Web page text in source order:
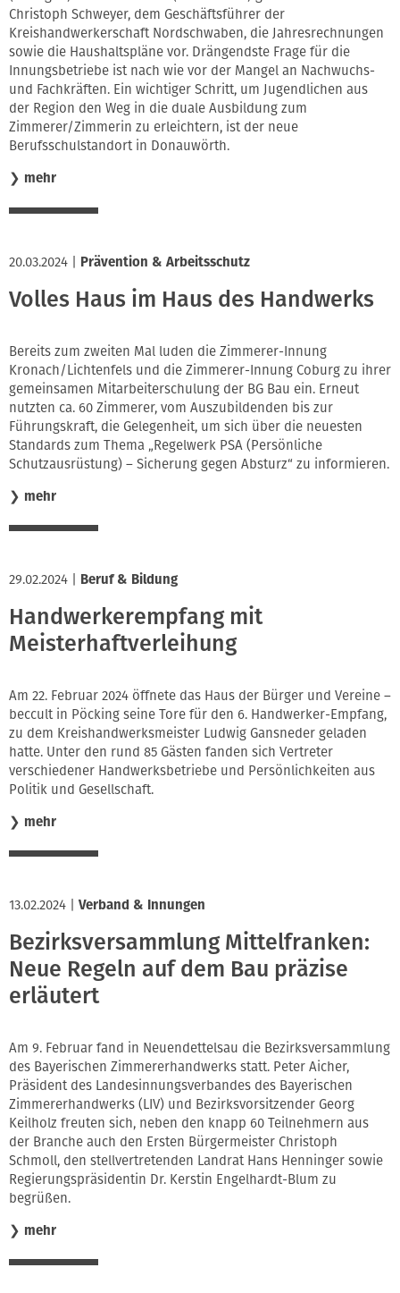
Christoph Schweyer, dem Geschäftsführer der
Kreishandwerkerschaft Nordschwaben, die Jahresrechnungen
sowie die Haushaltspläne vor. Drängendste Frage für die
Innungsbetriebe ist nach wie vor der Mangel an Nachwuchs-
und Fachkräften. Ein wichtiger Schritt, um Jugendlichen aus
der Region den Weg in die duale Ausbildung zum
Zimmerer/Zimmerin zu erleichtern, ist der neue
Berufsschulstandort in Donauwörth.
❯ mehr
20.03.2024 Prävention & Arbeitsschutz
Volles Haus im Haus des Handwerks
Bereits zum zweiten Mal luden die Zimmerer-Innung
Kronach/Lichtenfels und die Zimmerer-Innung Coburg zu ihrer
gemeinsamen Mitarbeiterschulung der BG Bau ein. Erneut
nutzten ca. 60 Zimmerer, vom Auszubildenden bis zur
Führungskraft, die Gelegenheit, um sich über die neuesten
Standards zum Thema „Regelwerk PSA (Persönliche
Schutzausrüstung) – Sicherung gegen Absturz“ zu informieren.
❯ mehr
29.02.2024 Beruf & Bildung
Handwerkerempfang mit
Meisterhaftverleihung
Am 22. Februar 2024 öffnete das Haus der Bürger und Vereine –
beccult in Pöcking seine Tore für den 6. Handwerker-Empfang,
zu dem Kreishandwerksmeister Ludwig Gansneder geladen
hatte. Unter den rund 85 Gästen fanden sich Vertreter
verschiedener Handwerksbetriebe und Persönlichkeiten aus
Politik und Gesellschaft.
❯ mehr
13.02.2024 Verband & Innungen
Bezirksversammlung Mittelfranken:
Neue Regeln auf dem Bau präzise
erläutert
Am 9. Februar fand in Neuendettelsau die Bezirksversammlung
des Bayerischen Zimmererhandwerks statt. Peter Aicher,
Präsident des Landesinnungsverbandes des Bayerischen
Zimmererhandwerks (LIV) und Bezirksvorsitzender Georg
Keilholz freuten sich, neben den knapp 60 Teilnehmern aus
der Branche auch den Ersten Bürgermeister Christoph
Schmoll, den stellvertretenden Landrat Hans Henninger sowie
Regierungspräsidentin Dr. Kerstin Engelhardt-Blum zu
begrüßen.
❯ mehr